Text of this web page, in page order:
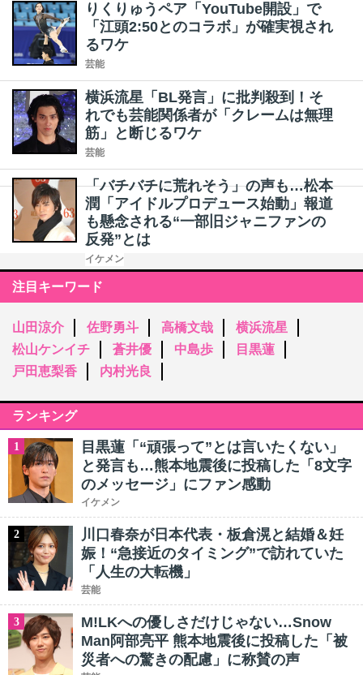
りくりゅうペア「YouTube開設」で
「江頭2:50とのコラボ」が確実視され
るワケ
芸能
横浜流星「BL発言」に批判殺到！そ
れでも芸能関係者が「クレームは無理
筋」と断じるワケ
芸能
「バチバチに荒れそう」の声も…松本
潤「アイドルプロデュース始動」報道
も懸念される“一部旧ジャニファンの
反発”とは
イケメン
注目キーワード
山田涼介 佐野勇斗 高橋文哉
横浜流星
松山ケンイチ
蒼井優 中島歩
目黒蓮
戸田恵梨香
内村光良
ランキング
1
目黒蓮「“頑張って”とは言いたくない」
と発言も…熊本地震後に投稿した「8文字
のメッセージ」にファン感動
イケメン
2
川口春奈が日本代表・板倉滉と結婚＆妊
娠！“急接近のタイミング”で訪れていた
「人生の大転機」
芸能
3
M!LKへの優しさだけじゃない…Snow
Man阿部亮平 熊本地震後に投稿した「被
災者への驚きの配慮」に称賛の声